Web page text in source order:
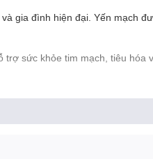
gia đình hiện đại. Yến mạch
sức khỏe tim mạch, tiêu hóa